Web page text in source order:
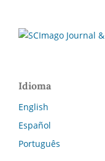
Idioma
English
Español
Português